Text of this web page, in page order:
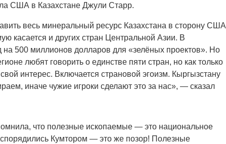
США в Казахстане Джули Старр.
весь минеральный ресурс Казахстана в сторону США
касается и других стран Центральной Азии. В
500 миллионов долларов для «зелёных проектов». Но
любят говорить о единстве пяти стран, но как только
интерес. Включается страновой эгоизм. Кыргызстану
иначе чужие игроки сделают это за нас», — сказал
что полезные ископаемые — это национальное
Кумтором — это же позор! Полезные